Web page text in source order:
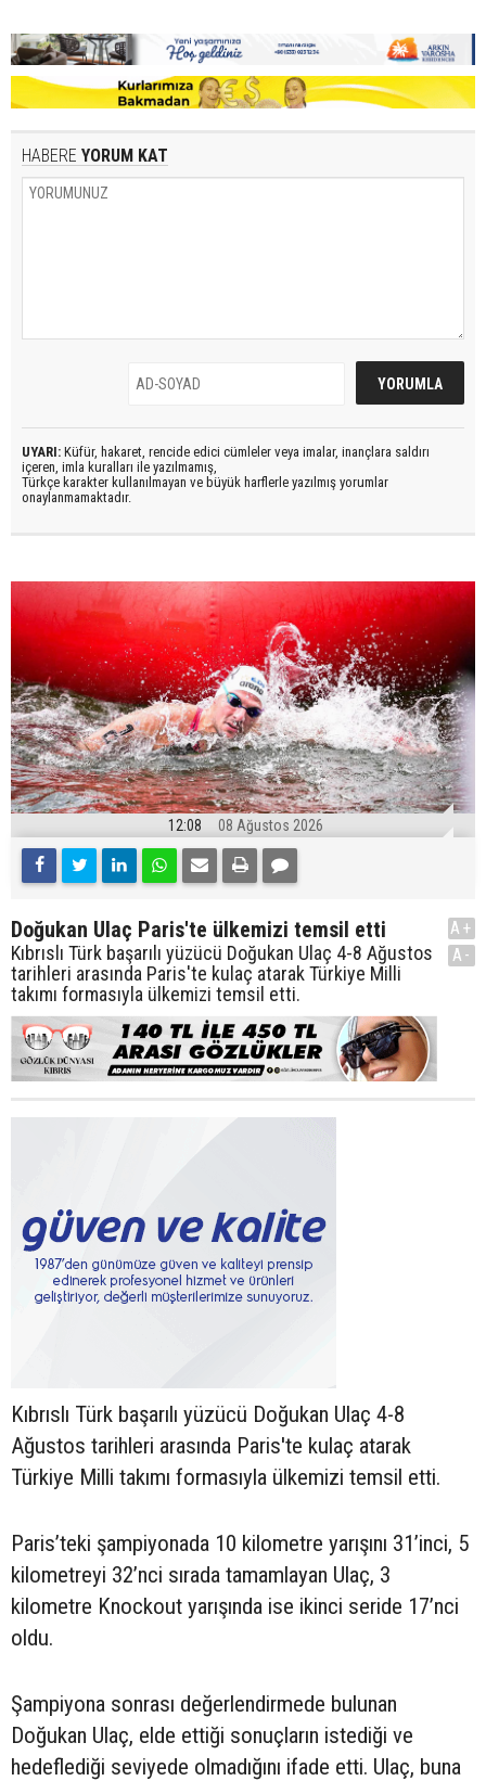
HABERE YORUM KAT
UYARI: Küfür, hakaret, rencide edici cümleler veya imalar, inançlara saldırı
içeren, imla kuralları ile yazılmamış,
Türkçe karakter kullanılmayan ve büyük harflerle yazılmış yorumlar
onaylanmamaktadır.
12:08 08 Ağustos 2026
Doğukan Ulaç Paris'te ülkemizi temsil etti
Kıbrıslı Türk başarılı yüzücü Doğukan Ulaç 4-8 Ağustos
tarihleri arasında Paris'te kulaç atarak Türkiye Milli
takımı formasıyla ülkemizi temsil etti.
A+
A-
Kıbrıslı Türk başarılı yüzücü Doğukan Ulaç 4-8
Ağustos tarihleri arasında Paris'te kulaç atarak
Türkiye Milli takımı formasıyla ülkemizi temsil etti.
Paris’teki şampiyonada 10 kilometre yarışını 31’inci, 5
kilometreyi 32’nci sırada tamamlayan Ulaç, 3
kilometre Knockout yarışında ise ikinci seride 17’nci
oldu.
Şampiyona sonrası değerlendirmede bulunan
Doğukan Ulaç, elde ettiği sonuçların istediği ve
hedeflediği seviyede olmadığını ifade etti. Ulaç, buna